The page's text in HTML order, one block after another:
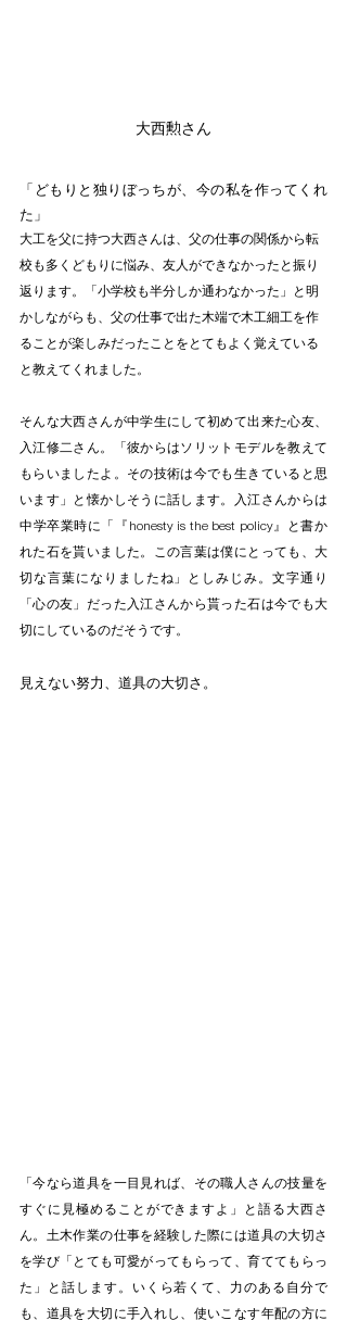
大西勲さん
「どもりと独りぼっちが、今の私を作ってくれ
た」
大工を父に持つ大西さんは、父の仕事の関係から転
校も多くどもりに悩み、友人ができなかったと振り
返ります。「小学校も半分しか通わなかった」と明
かしながらも、父の仕事で出た木端で木工細工を作
ることが楽しみだったことをとてもよく覚えている
と教えてくれました。
そんな大西さんが中学生にして初めて出来た心友、
入江修二さん。「彼からはソリットモデルを教えて
もらいましたよ。その技術は今でも生きていると思
います」と懐かしそうに話します。入江さんからは
中学卒業時に「『honesty is the best policy』と書か
れた石を貰いました。この言葉は僕にとっても、大
切な言葉になりましたね」としみじみ。文字通り
「心の友」だった入江さんから貰った石は今でも大
切にしているのだそうです。
見えない努力、道具の大切さ。
「今なら道具を一目見れば、その職人さんの技量を
すぐに見極めることができますよ」と語る大西さ
ん。土木作業の仕事を経験した際には道具の大切さ
を学び「とても可愛がってもらって、育ててもらっ
た」と話します。いくら若くて、力のある自分で
も、道具を大切に手入れし、使いこなす年配の方に